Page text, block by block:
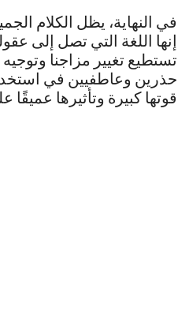
في النهاية، يظل الكلام
إنها اللغة التي تصل إلى
تستطيع تغيير مزاجنا وتوجيه
حذرين وعاطفيين في
قوتها كبيرة وتأثيرها عميقًا